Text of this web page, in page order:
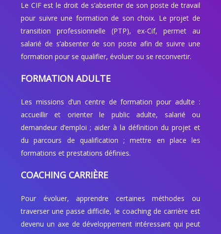
Le CIF est le droit de s’absenter de son poste de travail
pour suivre une formation de son choix. Le projet de
transition professionnelle (PTP), ex-Cif, permet au
salarié de s’absenter de son poste afin de suivre une
formation pour se qualifier, évoluer ou se reconvertir.
FORMATION ADULTE
Les missions d’un centre de formation pour adulte :
accueillir et orienter le public adulte, salarié ou
demandeur d’emploi ; aider à la définition du projet et
du parcours de qualification ; mettre en place les
formations et prestations définies.
COACHING CARRIÈRE
Pour évoluer, apprendre certaines méthodes ou
traverser une passe difficile, le coaching de carrière est
devenu un axe de développement intéressant qui peut